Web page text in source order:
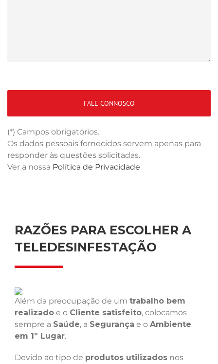
(*) Campos obrigatórios.
Os dados pessoais fornecidos servem apenas para
responder às questões solicitadas.
Ver a nossa Política de Privacidade
RAZÕES PARA ESCOLHER A
TELEDESINFESTAÇÃO
Além da preocupação de um trabalho bem
realizado e o Cliente satisfeito, colocamos
sempre a Saúde, a Segurança e o Ambiente
em 1º Lugar.
Devido ao tipo de produtos utilizados nos